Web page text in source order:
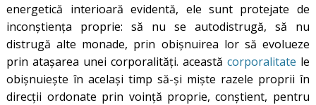
energetică interioară evidentă, ele sunt protejate de
inconștiența proprie: să nu se autodistrugă, să nu
distrugă alte monade, prin obișnuirea lor să evolueze
prin atașarea unei corporalități. această corporalitate le
obișnuiește în același timp să-și miște razele proprii în
direcții ordonate prin voință proprie, conștient, pentru